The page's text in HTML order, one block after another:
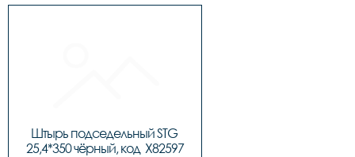
Штырь подседельный STG
25,4*350 чёрный, код  X82597